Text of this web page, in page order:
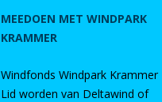
MEEDOEN MET WINDPARK
KRAMMER
Windfonds Windpark Krammer
Lid worden van Deltawind of